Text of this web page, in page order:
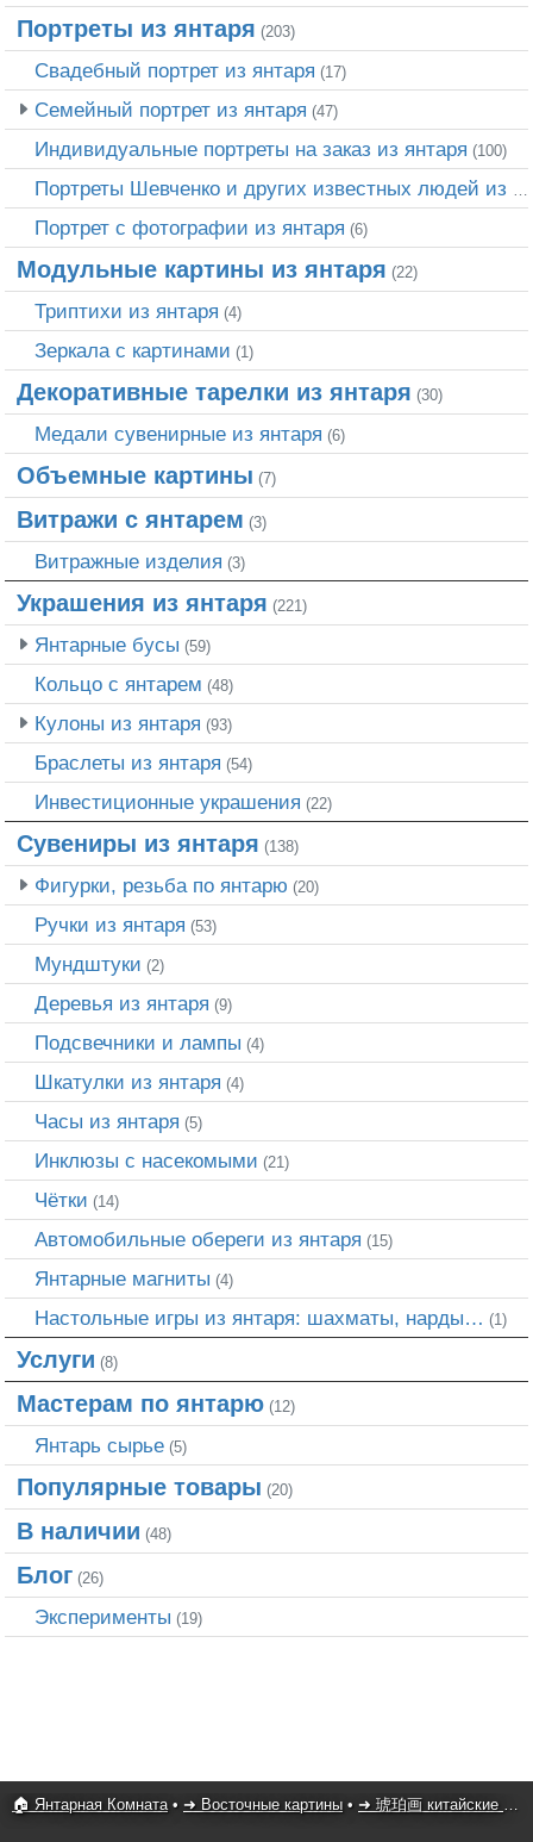
Портреты из янтаря (203)
Свадебный портрет из янтаря (17)
Семейный портрет из янтаря (47)
Индивидуальные портреты на заказ из янтаря (100)
Портрет c фотографии из янтаря (6)
Модульные картины из янтаря (22)
Триптихи из янтаря (4)
Зеркала с картинами (1)
Декоративные тарелки из янтаря (30)
Медали сувенирные из янтаря (6)
Объемные картины (7)
Витражи с янтарем (3)
Витражные изделия (3)
Украшения из янтаря (221)
Янтарные бусы (59)
Кольцо с янтарем (48)
Кулоны из янтаря (93)
Браслеты из янтаря (54)
Инвестиционные украшения (22)
Сувениры из янтаря (138)
Фигурки, резьба по янтарю (20)
Ручки из янтаря (53)
Мундштуки (2)
Деревья из янтаря (9)
Подсвечники и лампы (4)
Шкатулки из янтаря (4)
Часы из янтаря (5)
Инклюзы с насекомыми (21)
Чётки (14)
Автомобильные обереги из янтаря (15)
Янтарные магниты (4)
Настольные игры из янтаря: шахматы, нарды… (1)
Услуги (8)
Мастерам по янтарю (12)
Янтарь сырье (5)
Популярные товары (20)
В наличии (48)
Блог (26)
Эксперименты (19)
🏠 Янтарная Комната• ➜ Восточные картины • ➜ 琥珀画 китайские картины